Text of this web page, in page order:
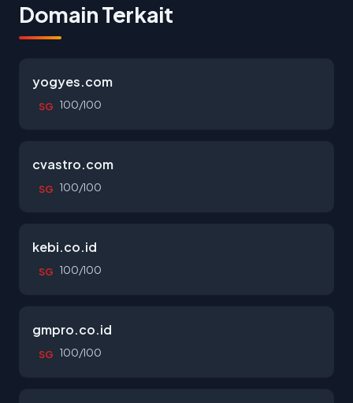
Domain Terkait
yogyes.com
SG 100/100
cvastro.com
SG 100/100
kebi.co.id
SG 100/100
gmpro.co.id
SG 100/100